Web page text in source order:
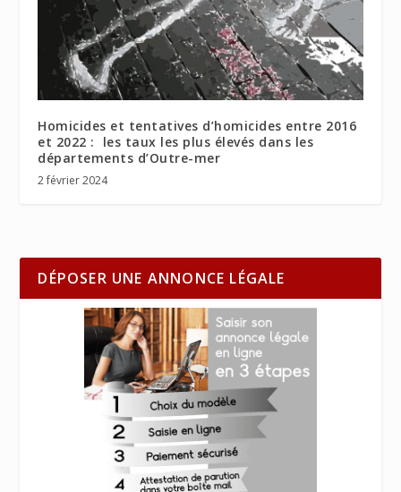
Homicides et tentatives d’homicides entre 2016
et 2022 : les taux les plus élevés dans les
départements d’Outre-mer
2 février 2024
DÉPOSER UNE ANNONCE LÉGALE